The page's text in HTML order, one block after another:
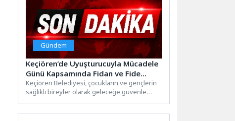
Gündem
Keçiören’de Uyuşturucuyla Mücadele
Günü Kapsamında Fidan ve Fide
Dağıtıldı
Keçiören Belediyesi, çocukların ve gençlerin
sağlıklı bireyler olarak geleceğe güvenle